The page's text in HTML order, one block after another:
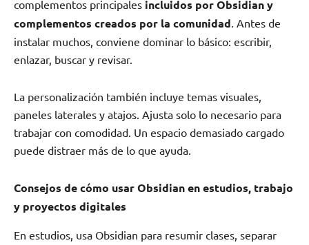
complementos principales incluidos por Obsidian y
complementos creados por la comunidad. Antes de
instalar muchos, conviene dominar lo básico: escribir,
enlazar, buscar y revisar.
La personalización también incluye temas visuales,
paneles laterales y atajos. Ajusta solo lo necesario para
trabajar con comodidad. Un espacio demasiado cargado
puede distraer más de lo que ayuda.
Consejos de cómo usar Obsidian en estudios, trabajo
y proyectos digitales
En estudios, usa Obsidian para resumir clases, separar